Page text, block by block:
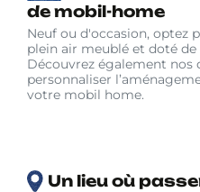
de mobil-home
Neuf ou d'occasion, optez
plein air meublé et doté
Découvrez également
personnaliser
votre mobil home.
Un lieu où